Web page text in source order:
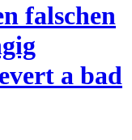
falschen
a bad